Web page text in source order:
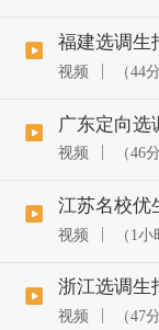
福建选调生
视频 （44
广东定向选
视频 （46
江苏名校优
视频 （1小
浙江选调生
视频 （47